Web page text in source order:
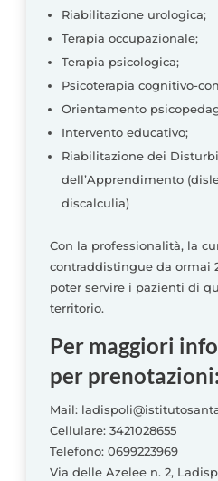
Riabilitazione urologica;
Terapia occupazionale;
Terapia psicologica;
Psicoterapia cognitivo-
Orientamento
Intervento educativo;
Riabilitazione dei
dell’Apprendimento
discalculia)
Con la professionalità, la
contraddistingue da ormai
poter servire i pazienti di
territorio.
Per maggiori
per prenotazioni:
Mail:
Cellulare: 3421028655
Telefono: 0699223969
Via delle Azelee n. 2,